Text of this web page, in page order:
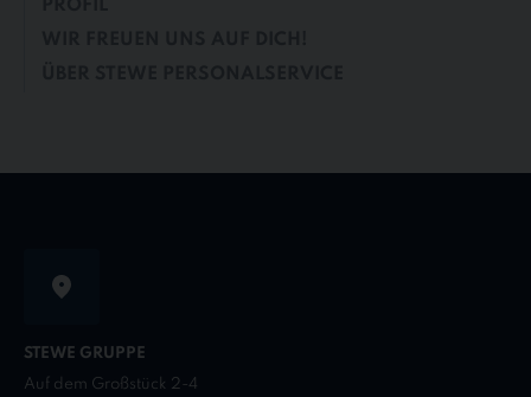
STEWE GRUPPE
Auf dem Großstück 2-4